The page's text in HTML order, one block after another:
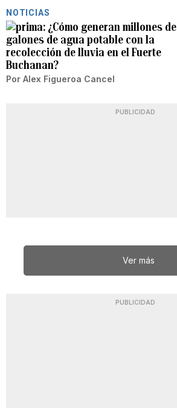
NOTICIAS
¿Cómo generan millones de
galones de agua potable con la
recolección de lluvia en el Fuerte
Buchanan?
Por Alex Figueroa Cancel
PUBLICIDAD
Ver más
PUBLICIDAD